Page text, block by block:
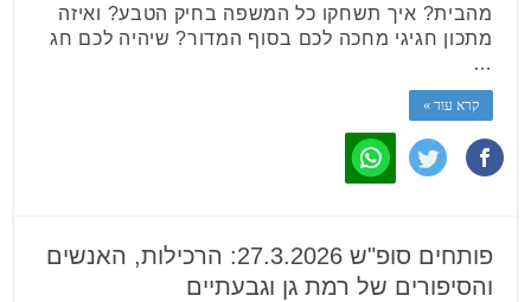
מהבית? איך תשחקו כל המשפה בחיק הטבע? ואיזה
מתכון חגיגי מחכה לכם בסוף המדור? שיהיה לכם חג
…
קרא עוד »
פותחים סופ"ש 27.3.2026: הרכילות, האנשים
והסיפורים של רמת גן וגבעתיים